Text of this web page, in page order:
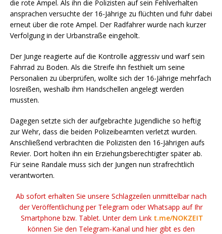
die rote Ampel. Als ihn die Polizisten auf sein Fehlverhalten
ansprachen versuchte der 16-Jährige zu flüchten und fuhr dabei
erneut über die rote Ampel. Der Radfahrer wurde nach kurzer
Verfolgung in der Urbanstraße eingeholt.
Der Junge reagierte auf die Kontrolle aggressiv und warf sein
Fahrrad zu Boden. Als die Streife ihn festhielt um seine
Personalien zu überprüfen, wollte sich der 16-Jährige mehrfach
losreißen, weshalb ihm Handschellen angelegt werden
mussten.
Dagegen setzte sich der aufgebrachte Jugendliche so heftig
zur Wehr, dass die beiden Polizeibeamten verletzt wurden.
Anschließend verbrachten die Polizisten den 16-Jährigen aufs
Revier. Dort holten ihn ein Erziehungsberechtigter später ab.
Für seine Randale muss sich der Jungen nun strafrechtlich
verantworten.
Ab sofort erhalten Sie unsere Schlagzeilen unmittelbar nach
der Veröffentlichung per Telegram oder Whatsapp auf Ihr
Smartphone bzw. Tablet. Unter dem Link t.me/NOKZEIT
können Sie den Telegram-Kanal und hier gibt es den